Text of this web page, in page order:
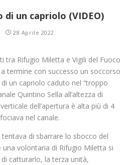
di un capriolo (VIDEO)
28 Aprile 2022
tra Rifugio Miletta e Vigili del Fuoco
termine con successo un soccorso
un capriolo caduto nel “troppo
Quintino Sella all’altezza di
dell’apertura è alta più di 4
nel canale.
di sbarrare lo sbocco del
una volontaria di Rifugio Miletta si
di catturarlo, la terza unità,